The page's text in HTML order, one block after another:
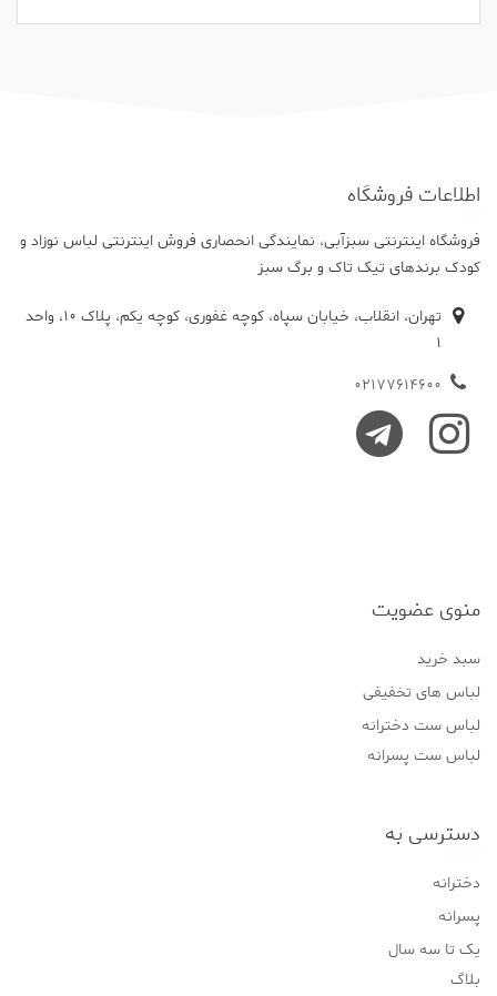
اطلاعات فروشگاه
فروشگاه اینترنتی سبزآبی، نمایندگی انحصاری فروش اینترنتی لباس نوزاد و
کودک برندهای تیک تاک و برگ سبز
تهران، انقلاب، خیابان سپاه، کوچه غفوری، کوچه یکم، پلاک 10، واحد
1
02177614600
منوی عضویت
سبد خرید
لباس های تخفیفی
لباس ست دخترانه
لباس ست پسرانه
دسترسی به
دخترانه
پسرانه
یک تا سه سال
بلاگ